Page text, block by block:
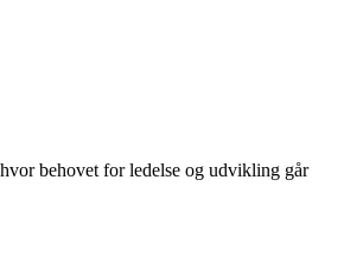
behovet for ledelse og udvikling går